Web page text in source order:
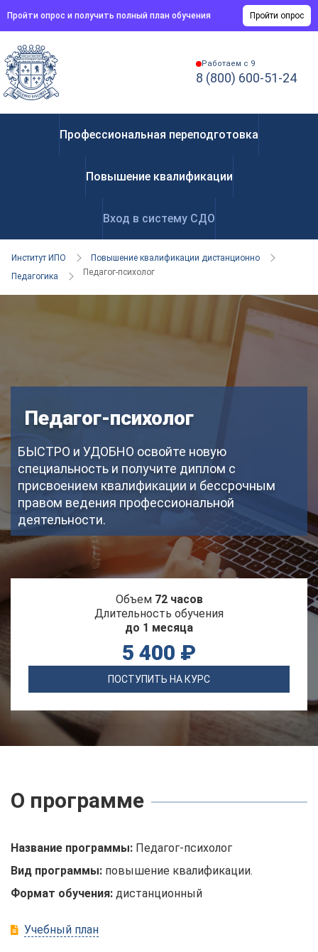
Пройти опрос и получить полный план обучения Пройти опрос
Работаем с 9
8 (800) 600-51-24
Профессиональная переподготовка
Повышение квалификации
Вход в систему СДО
Институт ИПО
Повышение квалификации дистанционно
Педагогика
Педагог-психолог
Педагог-психолог
БЫСТРО и УДОБНО освойте новую
специальность и получите диплом с
присвоением квалификации и бессрочным
правом ведения профессиональной
деятельности.
Объем 72 часов
Длительность обучения
до 1 месяца
5 400 ₽
ПОСТУПИТЬ НА КУРС
О программе
Название программы: Педагог-психолог
Вид программы: повышение квалификации.
Формат обучения: дистанционный
Учебный план